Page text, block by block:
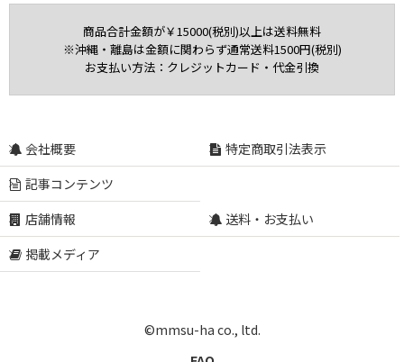
Miniature Schnauzer
Gift
Collar & Lead
Apparel
商品合計金額が￥15000(税別)以上は送料無料
※沖縄・離島は金額に関わらず通常送料1500円(税別)
お支払い方法：クレジットカード・代金引換
会社概要
特定商取引法表示
記事コンテンツ
店舗情報
送料・お支払い
掲載メディア
©mmsu-ha co., ltd.